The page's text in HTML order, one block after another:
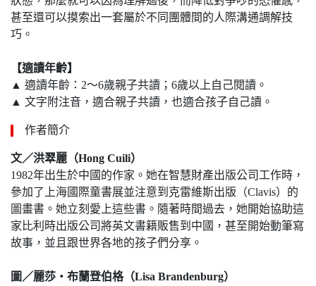
甚至還可以摸索出一套屬於不同團體間的人際溝通調解技
巧。
【適讀年齡】
▲ 適讀年齡：2～6歲親子共讀；6歲以上自己閱讀。
▲ 文字附注音，適合親子共讀，也適合孩子自己讀。
作者簡介
文／洪翠麗（Hong Cuili）
1982年出生於中國的作家。她在智慧財產出版公司工作時，
參加了上海國際童書展並注意到克雷維斯出版（Clavis）的
圖畫書。她立刻愛上這些書。隨著時間過去，她開始協助這
家比利時出版公司將英文書籍販售到中國，甚至開始動筆寫
故事，並且跟世界各地的孩子們分享。
圖／麗莎‧布蘭登伯格（Lisa Brandenburg）